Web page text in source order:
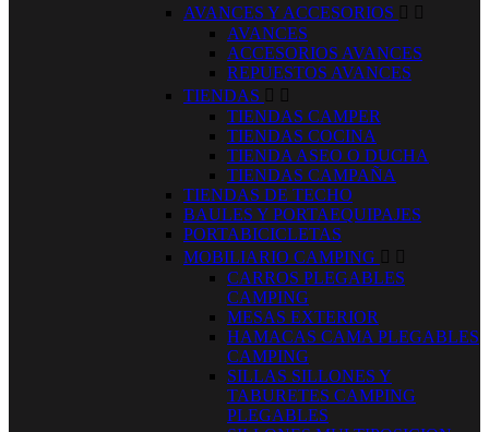
AVANCES Y ACCESORIOS  
AVANCES
ACCESORIOS AVANCES
REPUESTOS AVANCES
TIENDAS  
TIENDAS CAMPER
TIENDAS COCINA
TIENDA ASEO O DUCHA
TIENDAS CAMPAÑA
TIENDAS DE TECHO
BAULES Y PORTAEQUIPAJES
PORTABICICLETAS
MOBILIARIO CAMPING  
CARROS PLEGABLES
CAMPING
MESAS EXTERIOR
HAMACAS CAMA PLEGABLES
CAMPING
SILLAS SILLONES Y
TABURETES CAMPING
PLEGABLES